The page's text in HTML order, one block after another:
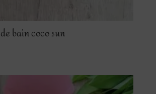
bain coco sun